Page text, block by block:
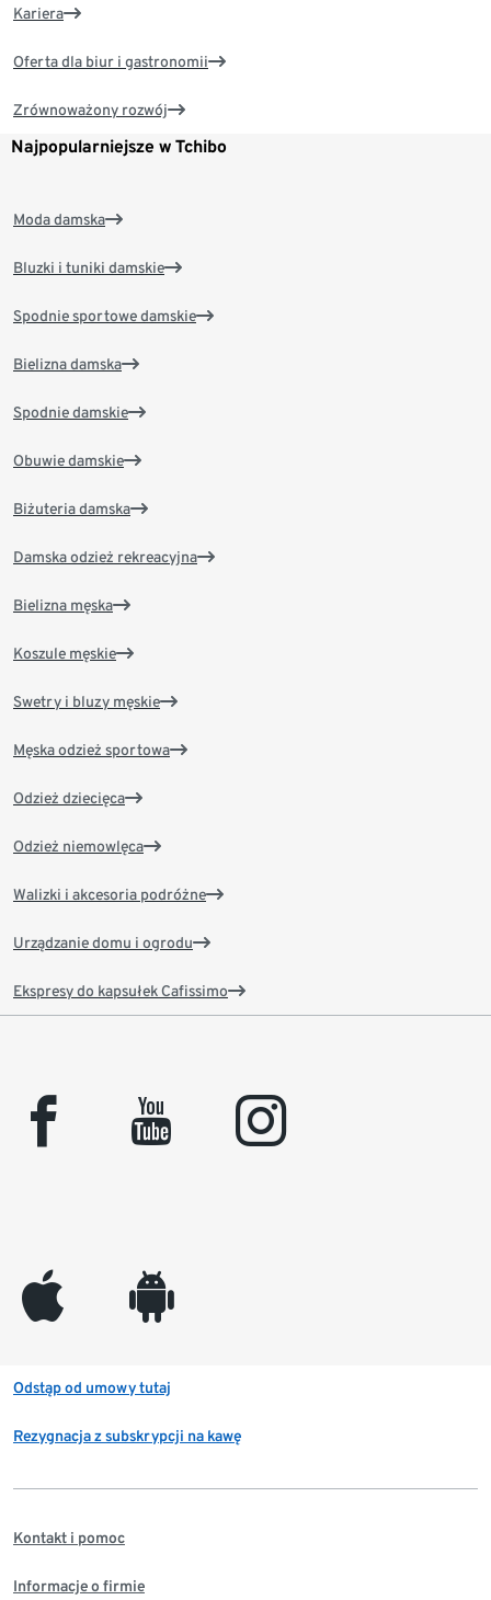
Kariera
Oferta dla biur i gastronomii
Zrównoważony rozwój
Najpopularniejsze w Tchibo
Moda damska
Bluzki i tuniki damskie
Spodnie sportowe damskie
Bielizna damska
Spodnie damskie
Obuwie damskie
Biżuteria damska
Damska odzież rekreacyjna
Bielizna męska
Koszule męskie
Swetry i bluzy męskie
Męska odzież sportowa
Odzież dziecięca
Odzież niemowlęca
Walizki i akcesoria podróżne
Urządzanie domu i ogrodu
Ekspresy do kapsułek Cafissimo
facebook youtube instagram
appleinc android
Odstąp od umowy tutaj
Rezygnacja z subskrypcji na kawę
Kontakt i pomoc
Informacje o firmie